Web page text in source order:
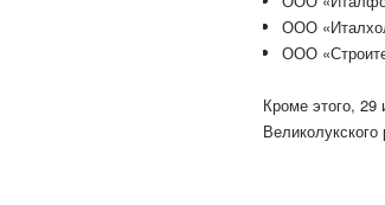
ООО
ООО
Кроме этого,